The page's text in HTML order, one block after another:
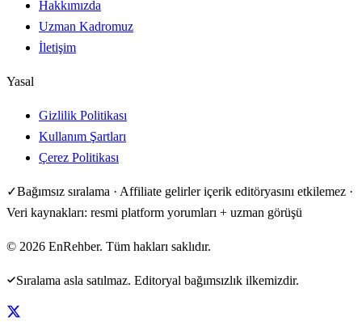
Hakkımızda
Uzman Kadromuz
İletişim
Yasal
Gizlilik Politikası
Kullanım Şartları
Çerez Politikası
✓Bağımsız sıralama · Affiliate gelirler içerik editöryasını etkilemez ·
Veri kaynakları: resmi platform yorumları + uzman görüşü
© 2026 EnRehber. Tüm hakları saklıdır.
Sıralama asla satılmaz. Editoryal bağımsızlık ilkemizdir.